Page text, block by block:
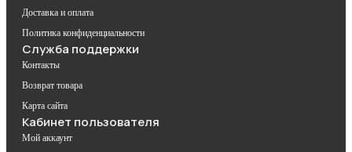
Доставка и оплата
Политика конфиденциальности
Служба поддержки
Контакты
Возврат товара
Карта сайта
Кабинет пользователя
Мой аккаунт